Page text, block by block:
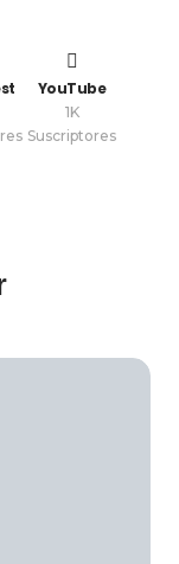
YouTube
1K
Suscriptores